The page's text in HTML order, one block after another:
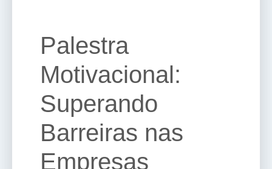
Palestra
Motivacional:
Superando
Barreiras nas
Empresas